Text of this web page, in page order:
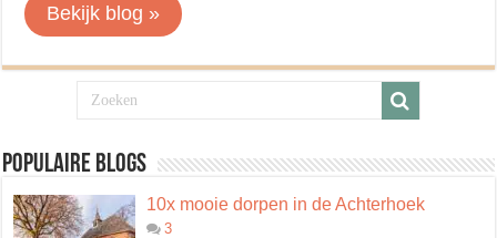
Bekijk blog »
Populaire blogs
10x mooie dorpen in de Achterhoek
3